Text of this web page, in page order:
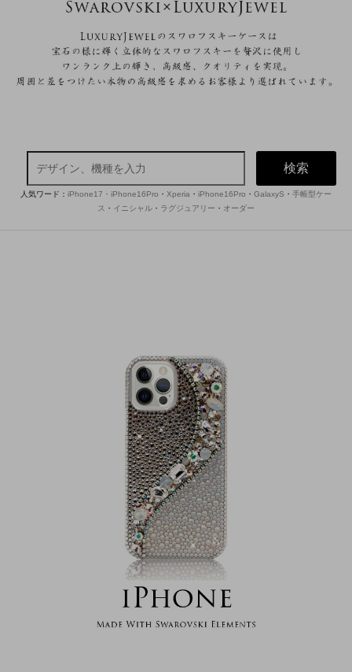
検索
人気ワード： iPhone17・iPhone16Pro ・ Xperia ・ iPhone16Pro ・ GalaxyS ・ 手帳型ケー
ス ・ イニシャル ・ ラグジュアリー ・ オーダー